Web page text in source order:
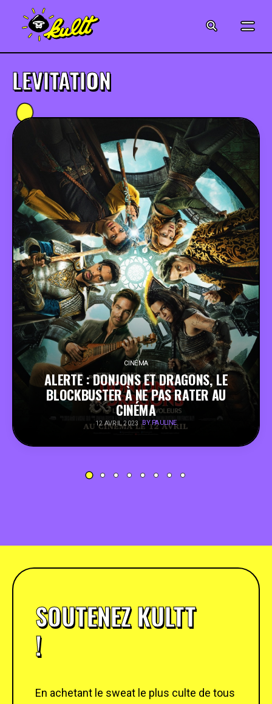
MUSIQUE
CRÉATION
ART
JEUX-VIDÉO
VINTAGE
PEOPLE
FOOD
BONS PLANS
SOUTENEZ KULTT
LEVITATION
CINÉMA
ALERTE : DONJONS ET DRAGONS, LE
BLOCKBUSTER À NE PAS RATER AU
CINÉMA
12 AVRIL 2023 BY PAULINE
SOUTENEZ KULTT
!
En achetant le sweat le plus culte de tous